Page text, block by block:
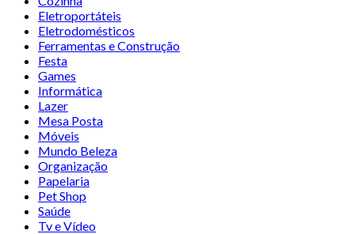
Eletroportáteis
Eletrodomésticos
Ferramentas e Construção
Festa
Games
Informática
Lazer
Mesa Posta
Móveis
Mundo Beleza
Organização
Papelaria
Pet Shop
Saúde
Tv e Vídeo